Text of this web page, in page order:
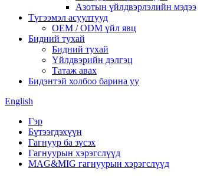
Азотын үйлдвэрлэлийн мэдээ
Түгээмэл асуултууд
OEM / ODM үйл явц
Бидний тухай
Бидний тухай
Үйлдвэрийн дэлгэц
Татаж авах
Бидэнтэй холбоо барина уу
English
Гэр
Бүтээгдэхүүн
Гагнуур ба зүсэх
Гагнуурын хэрэгслүүд
MAG&MIG гагнуурын хэрэгслүүд